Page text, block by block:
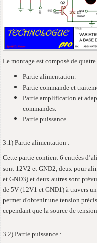
Le montage est composé de
Partie alimentation.
Partie commande et
Partie amplification et
commandes.
Partie puissance.
3.1) Partie alimentation :
Cette partie contient 6 entrées
sont 12V2 et GND2, deux pour
et GND3) et deux autres sont
de 5V (12V1 et GND1) à travers
permet d'obtenir une tension
cependant que la source de
3.2) Partie puissance :